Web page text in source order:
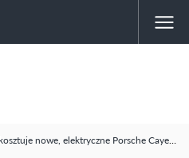
Ile kosztuje nowe, elektryczne Porsche Cayenne S?